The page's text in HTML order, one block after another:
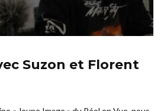
Suzon et Florent